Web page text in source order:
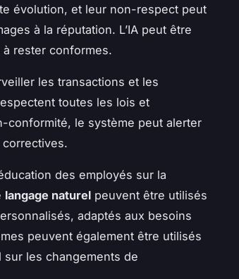
évolution, et leur non-respect peut
à la réputation. L’IA peut être
rester conformes.
les transactions et les
toutes les lois et
conformité, le système peut alerter
des employés sur la
langage naturel peuvent être utilisés
adaptés aux besoins
peuvent également être utilisés
les changements de